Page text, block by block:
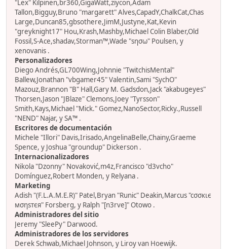
"Lex" Kilpinen,br360,GigaWatt,ziycon,Adam
Tallon,Bigguy,Bruno "margarett" Alves,CapadY,ChalkCat,Chas
Large,Duncan85,gbsothere,JimM,Justyne,Kat,Kevin
"greyknight17" Hou,Krash,Mashby,Michael Colin Blaber,Old
Fossil,S-Ace,shadav,Storman™,Wade "sησω" Poulsen, y
xenovanis .
Personalizadores
Diego Andrés,GL700Wing,Johnnie "TwitchisMental"
Ballew,Jonathan "vbgamer45" Valentin,Sami "SychO"
Mazouz,Brannon "B" Hall,Gary M. Gadsdon,Jack "akabugeyes"
Thorsen,Jason "JBlaze" Clemons,Joey "Tyrsson"
Smith,Kays,Michael "Mick." Gomez,NanoSector,Ricky.,Russell
"NEND" Najar, y SA™ .
Escritores de documentación
Michele "Illori" Davis,Irisado,AngelinaBelle,Chainy,Graeme
Spence, y Joshua "groundup" Dickerson .
Internacionalizadores
Nikola "Dzonny" Novaković,m4z,Francisco "d3vcho"
Domínguez,Robert Monden, y Relyana .
Marketing
Adish "(F.L.A.M.E.R)" Patel,Bryan "Runic" Deakin,Marcus "cσσкιє
мσηѕтєя" Forsberg, y Ralph "[n3rve]" Otowo .
Administradores del sitio
Jeremy "SleePy" Darwood.
Administradores de los servidores
Derek Schwab,Michael Johnson, y Liroy van Hoewijk.